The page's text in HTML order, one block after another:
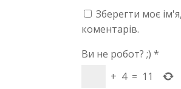
Зберегти моє
коментарів.
Ви не робот? ;) *
+ 4 = 11